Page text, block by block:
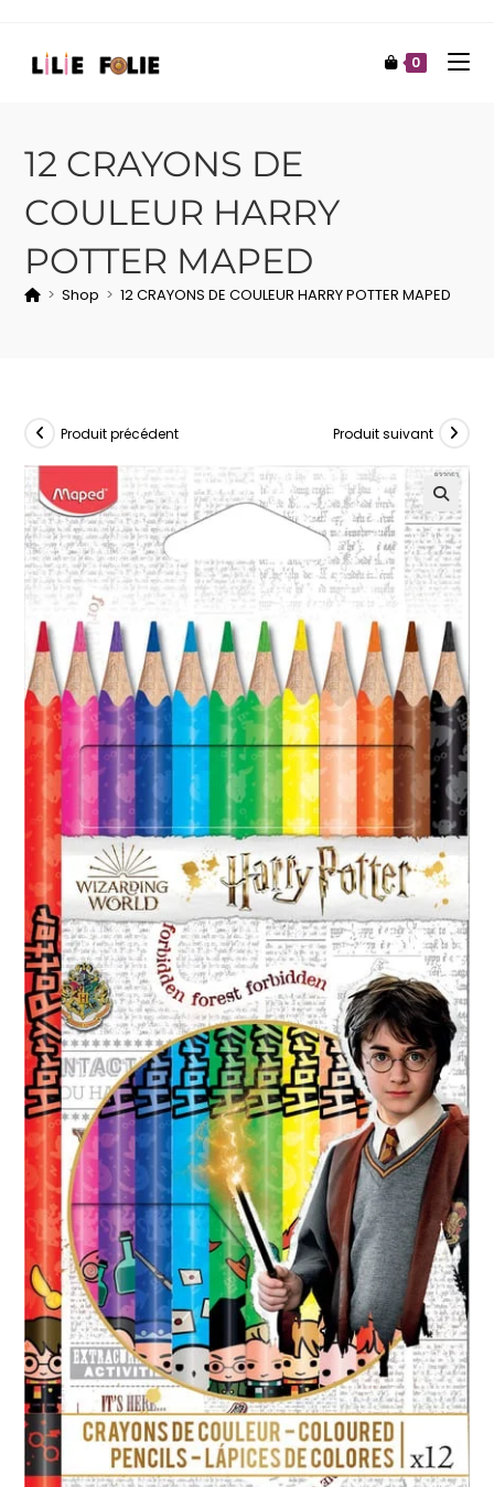
0
12 CRAYONS DE
COULEUR HARRY
POTTER MAPED
> Shop > 12 CRAYONS DE COULEUR HARRY POTTER MAPED
Produit précédent Produit suivant